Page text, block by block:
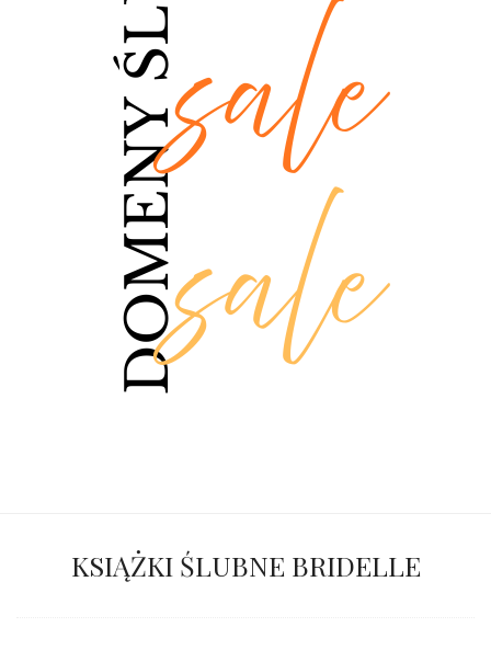
KSIĄŻKI ŚLUBNE BRIDELLE